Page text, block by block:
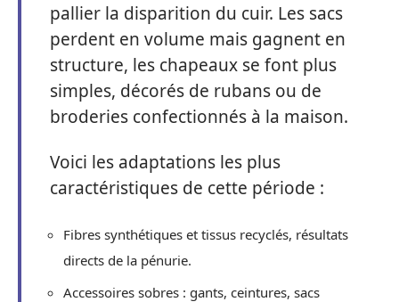
pallier la disparition du cuir. Les sacs
perdent en volume mais gagnent en
structure, les chapeaux se font plus
simples, décorés de rubans ou de
broderies confectionnés à la maison.
Voici les adaptations les plus
caractéristiques de cette période :
Fibres synthétiques et tissus recyclés, résultats
directs de la pénurie.
Accessoires sobres : gants, ceintures, sacs